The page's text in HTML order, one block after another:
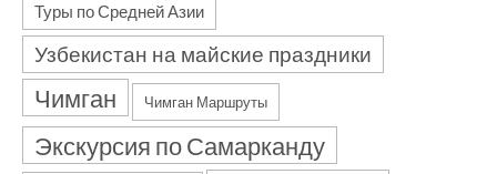
Туры по Средней Азии
Узбекистан на майские праздники
Чимган Чимган Маршруты
Экскурсия по Самарканду